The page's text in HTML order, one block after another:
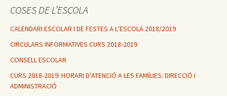
COSES DE L’ESCOLA
CALENDARI ESCOLAR I DE FESTES A L’ESCOLA 2018/2019
CIRCULARS INFORMATIVES CURS 2018-2019
CONSELL ESCOLAR
CURS 2018-2019: HORARI D’ATENCIÓ A LES FAMÍLIES: DIRECCIÓ I
ADMINISTRACIÓ